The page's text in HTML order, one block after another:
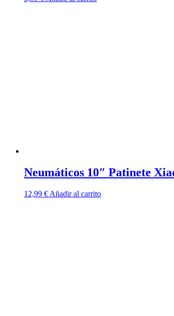
Neumáticos 10″ Patinete
12,99 € Añadir al carrito